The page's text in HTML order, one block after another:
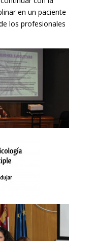
en un paciente
los profesionales